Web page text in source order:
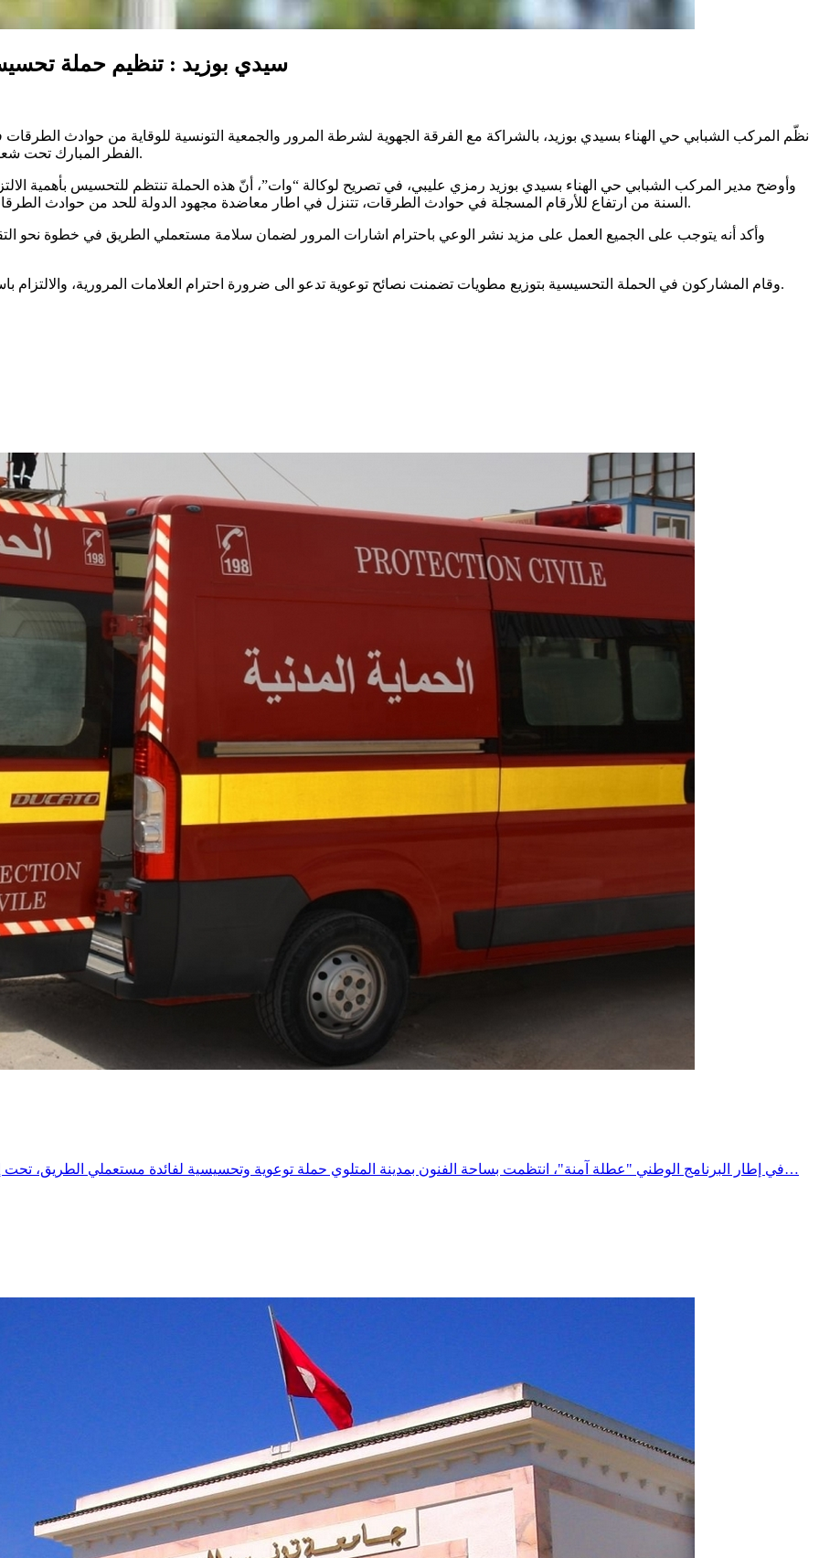
سيدي بوزيد : تنظيم حملة
نظّم المركب الشبابي حي الهناء بسيدي بوزيد، بالشراكة مع الفرقة الجهوية لشرطة المرور والجمعية التونسية للوقاية من حوادث
الفطر المبارك تحت شعار “السلامة في احترام العلامة” بالمدخل الشمالي لمدينة سيدي بوزيد.
وأوضح مدير المركب الشبابي حي الهناء بسيدي بوزيد رمزي عليبي، في تصريح لوكالة “وات”، أنّ هذه الحملة تنتظم للتحسيس بأهمية
السنة من ارتفاع للأرقام المسجلة في حوادث الطرقات، تتنزل في اطار معاضدة مجهود الدولة للحد من حوادث الطرقات والرفع من مؤشرات السلامة المرورية بمناسبة عيد الفطر المبارك.
وأكد أنه يتوجب على الجميع العمل على مزيد نشر الوعي باحترام اشارات المرور لضمان سلامة مستعملي الطريق في خطوة نحو
وقام المشاركون في الحملة التحسيسية بتوزيع مطويات تضمنت نصائح توعوية تدعو الى ضرورة احترام العلامات المرورية، والالتزام باستعمال حزام الأمان، وعدم الافراط في السرعة، حسب نفس المصدر.
في إطار البرنامج الوطني "عطلة آمنة"، انتظمت بساحة الفنون بمدينة المتلوي حملة توعوية وتحسيسية لفائدة مستعملي الطريق، تحت إشراف السيد معتمد المتلوي، وبمشاركة مختلف الهياكل المتدخلة في…